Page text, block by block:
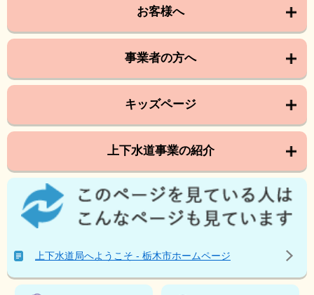
お客様へ
事業者の方へ
キッズページ
上下水道事業の紹介
こ
を
見
上下水道局へようこそ - 栃木市ホームページ